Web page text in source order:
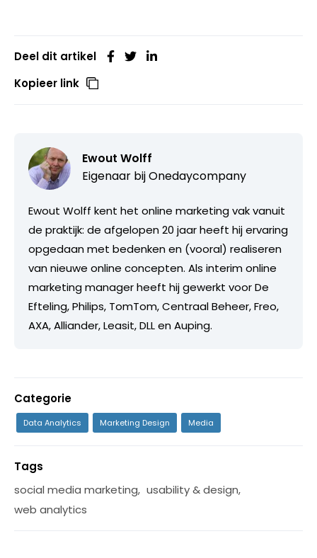
Deel dit artikel
Kopieer link
Ewout Wolff
Eigenaar bijOnedaycompany
Ewout Wolff kent het online marketing vak vanuit
de praktijk: de afgelopen 20 jaar heeft hij ervaring
opgedaan met bedenken en (vooral) realiseren
van nieuwe online concepten. Als interim online
marketing manager heeft hij gewerkt voor De
Efteling, Philips, TomTom, Centraal Beheer, Freo,
AXA, Alliander, Leasit, DLL en Auping.
Categorie
Data Analytics Marketing Design Media
Tags
social media marketing, usability & design,
web analytics